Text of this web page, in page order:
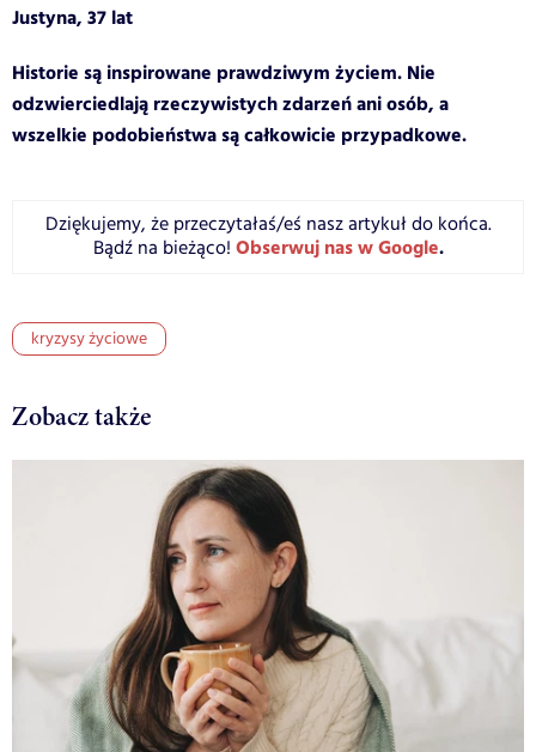
Justyna, 37 lat
Historie są inspirowane prawdziwym życiem. Nie
odzwierciedlają rzeczywistych zdarzeń ani osób, a
wszelkie podobieństwa są całkowicie przypadkowe.
Dziękujemy, że przeczytałaś/eś nasz artykuł do końca.
Bądź na bieżąco! Obserwuj nas w Google.
kryzysy życiowe
Zobacz także